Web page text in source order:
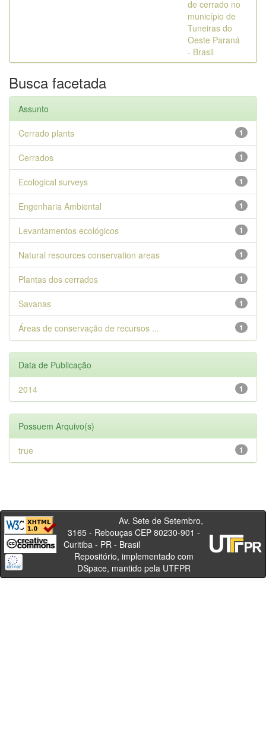
de cerrado no
município de
Tuneiras do
Oeste Paraná
- Brasil
Busca facetada
Assunto
1
Cerrado plants
1
Cerrados
1
Ecological surveys
1
Engenharia Ambiental
1
Levantamentos ecológicos
1
Natural resources conservation areas
1
Plantas dos cerrados
1
Savanas
1
Áreas de conservação de recursos ...
Data de Publicação
1
2014
Possuem Arquivo(s)
1
true
Av. Sete de Setembro,
3165 - Rebouças CEP 80230-901 -
Curitiba - PR - Brasil
Repositório, implementado com
DSpace, mantido pela UTFPR